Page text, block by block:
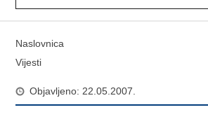
Naslovnica
Vijesti
Objavljeno: 22.05.2007.